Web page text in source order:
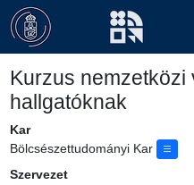
Kurzus
hallgatóknak
Kar
Bölcsészettudományi Kar
Szervezet